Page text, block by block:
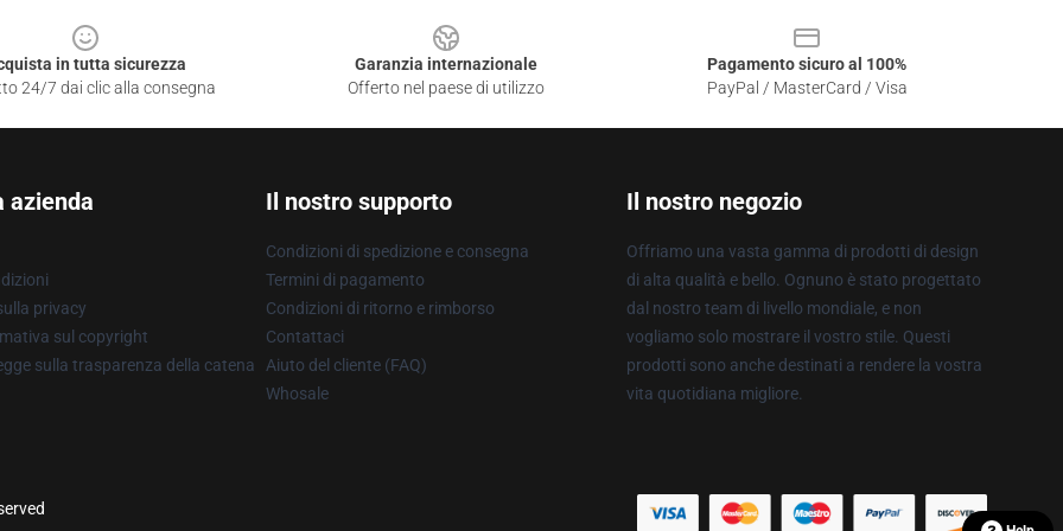
in tutta sicurezza
24/7 dai clic alla consegna
Garanzia internazionale
Offerto nel paese di utilizzo
Pagamento sicuro al 100%
PayPal / MasterCard / Visa
azienda
privacy
sul copyright
sulla trasparenza della catena
Il nostro supporto
Condizioni di spedizione e consegna
Termini di pagamento
Condizioni di ritorno e rimborso
Contattaci
Aiuto del cliente (FAQ)
Whosale
Il nostro negozio
Offriamo una vasta gamma di prodotti di design
di alta qualità e bello. Ognuno è stato progettato
dal nostro team di livello mondiale, e non
vogliamo solo mostrare il vostro stile. Questi
prodotti sono anche destinati a rendere la vostra
vita quotidiana migliore.